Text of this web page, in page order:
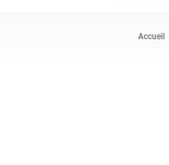
Accueil